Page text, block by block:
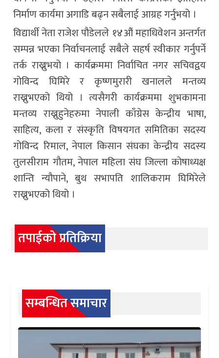
निर्माण कार्यमा अगाडि बढ्न सबैलाई आग्रह गर्नुभयो ।
विद्यार्थी नेता राजेश पौडेलले १४औं महाधिवेशन अन्तर्गत
सम्पन्न भएका निर्वाचनलाई सबैले सहर्ष स्वीकार गर्नुपर्ने
तर्क राख्नुभयो । कार्यक्रममा निर्वाचित नगर सचिवद्वय
गोविन्द घिमिरे र कृष्णमुरारी खनालले मन्तव्य
राख्नुभएको थियो । त्यसैगरी कार्यक्रममा शुभकामना
मन्तव्य राख्नुहुनेहरुमा नेपाली काँग्रेस केन्द्रीय भाषा,
साहित्य, कला र संस्कृति विषयगत समितिका सदस्य
गोविन्द रिमाल, नेपाल किसान संघका केन्द्रीय सदस्य
तुलसीराम गौतम, नेपाल महिला संघ जिल्ला कोषाध्यक्ष
शान्ति न्यौपाने, बुथ सभापति शालिकराम घिमिरेले
राख्नुभएको थियो ।
तपाईको प्रतिक्रिया
सम्बन्धित समाचार